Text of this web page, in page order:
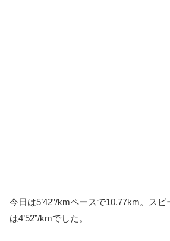
今日は5’42”/kmペースで10.77km。ス
は4’52”/kmでした。